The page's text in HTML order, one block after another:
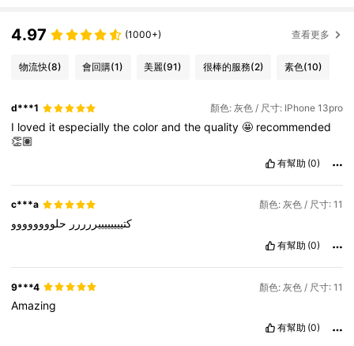
4.97 (1000+) 查看更多
物流快(8) 會回購(1) 美麗(91) 很棒的服務(2) 素色(10)
d***1 顏色: 灰色 / 尺寸: IPhone 13pro
I loved itespeciallythecolorandthequality🤩 recommended
👏🏽
有幫助 (0)
c***a 顏色: 灰色 / 尺寸: 11
كتييييييييررررر حلوووووووو
有幫助 (0)
9***4 顏色: 灰色 / 尺寸: 11
Amazing
有幫助 (0)